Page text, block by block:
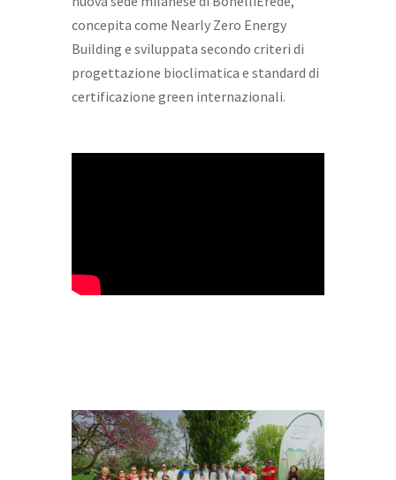
concepita come Nearly Zero Energy
Building e sviluppata secondo criteri di
progettazione bioclimatica e standard di
certificazione green internazionali.